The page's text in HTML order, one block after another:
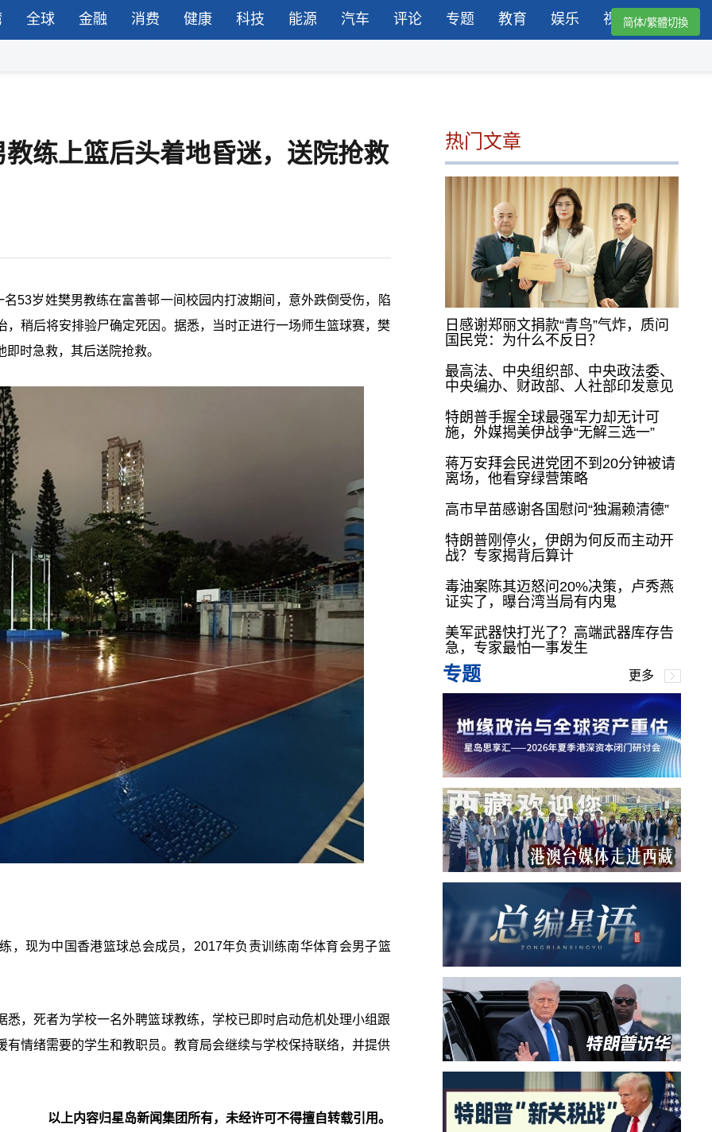
全球 金融 消费 健康 科技 能源 汽车 评论 专题 教育 娱乐 视频简体/繁體切換
练上篮后头着地昏迷，送院抢救
53岁姓樊男教练在富善邨一间校园内打波期间，意外跌倒受伤，陷
稍后将安排验尸确定死因。据悉，当时正进行一场师生篮球赛，樊
时急救，其后送院抢救。
，现为中国香港篮球总会成员，2017年负责训练南华体育会男子篮
，死者为学校一名外聘篮球教练，学校已即时启动危机处理小组跟
情绪需要的学生和教职员。教育局会继续与学校保持联络，并提供
以上内容归星岛新闻集团所有，未经许可不得擅自转载引用。
热门文章
日感谢郑丽文捐款“青鸟”气炸，质问
国民党：为什么不反日？
最高法、中央组织部、中央政法委、
中央编办、财政部、人社部印发意见
特朗普手握全球最强军力却无计可
施，外媒揭美伊战争“无解三选一”
蒋万安拜会民进党团不到20分钟被请
离场，他看穿绿营策略
高市早苗感谢各国慰问“独漏赖清德”
特朗普刚停火，伊朗为何反而主动开
战？专家揭背后算计
毒油案陈其迈怒问20%决策，卢秀燕
证实了，曝台湾当局有内鬼
美军武器快打光了？高端武器库存告
急，专家最怕一事发生
专题 更多